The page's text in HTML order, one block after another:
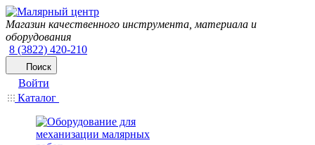
Магазин качественного инструмента, материала и
оборудования
8 (3822) 420-210
Поиск
Войти
Каталог